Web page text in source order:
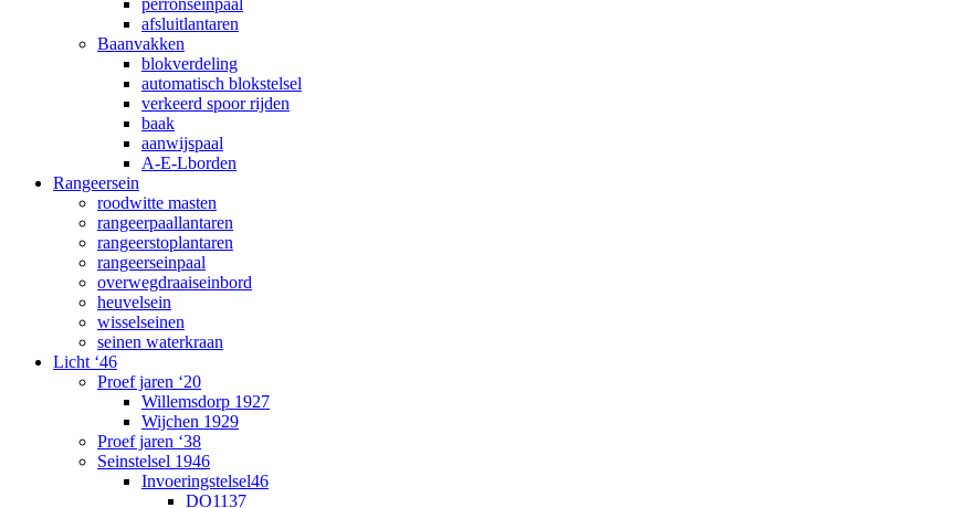
perronseinpaal
afsluitlantaren
Baanvakken
blokverdeling
automatisch blokstelsel
verkeerd spoor rijden
baak
aanwijspaal
A-E-Lborden
Rangeersein
roodwitte masten
rangeerpaallantaren
rangeerstoplantaren
rangeerseinpaal
overwegdraaiseinbord
heuvelsein
wisselseinen
seinen waterkraan
Licht ‘46
Proef jaren ‘20
Willemsdorp 1927
Wijchen 1929
Proef jaren ‘38
Seinstelsel 1946
Invoeringstelsel46
DO1137